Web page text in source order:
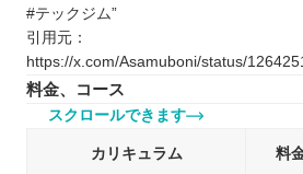
#テックジム”
引用元：
https://x.com/Asamuboni/status/
料金、コース
スクロールできます
カリキュラム 料